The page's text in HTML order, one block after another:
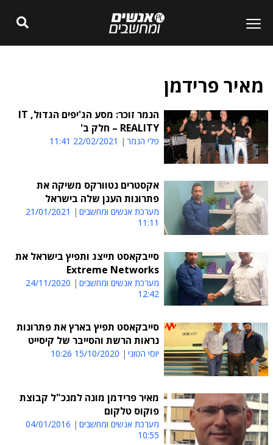
מאיר פרידמן
הנמר זוכר: מסע הג'יפים הגדול, IT
REALITY – חלק ב'
פלי הנמר 22/02/2021 11:41
אקסטרים נטוורקס משיקה את
פתרונות הענן שלה בישראל
מערכת אנשים ומחשבים
21/01/2021
11:11
סייבקאסט תייצג ותפיץ בישראל את
Extreme Networks
מערכת אנשים ומחשבים
24/11/2020
12:42
סייבקאסט תפיץ בארץ את פתרונות
נראות הרשת והסייבר של קיסייט
יוסי הטוני 15/10/2020 10:26
מאיר פרידמן מונה למנכ"ל קבוצת
פוקוס טלקום
מערכת אנשים ומחשבים
04/01/2016
10:55